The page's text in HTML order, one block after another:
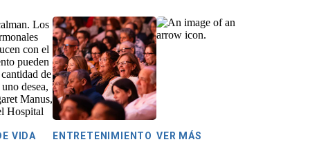
VIDA ENTRETENIMIENTO VER MÁS